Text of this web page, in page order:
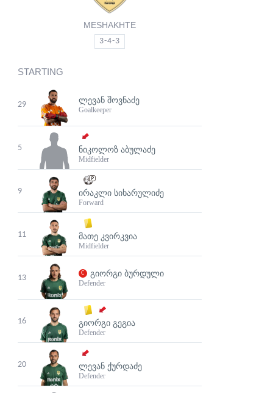
MESHAKHTE
3-4-3
STARTING
29 ᲚᲔᲕᲐᲜ ᲨᲝᲕᲜᲐᲫᲔ
Goalkeeper
5 ᲜᲘᲙᲝᲚᲝᲖ ᲐᲑᲣᲚᲐᲫᲔ
Midfielder
9 ᲘᲠᲐᲙᲚᲘ ᲡᲘᲮᲐᲠᲣᲚᲘᲫᲔ
Forward
11 ᲛᲐᲗᲔ ᲙᲕᲘᲠᲙᲕᲘᲐ
Midfielder
13 ᲒᲘᲝᲠᲒᲘ ᲑᲣᲠᲓᲣᲚᲘ
Defender
16 ᲒᲘᲝᲠᲒᲘ ᲒᲔᲒᲘᲐ
Defender
20 ᲚᲔᲕᲐᲜ ᲥᲣᲠᲓᲐᲫᲔ
Defender